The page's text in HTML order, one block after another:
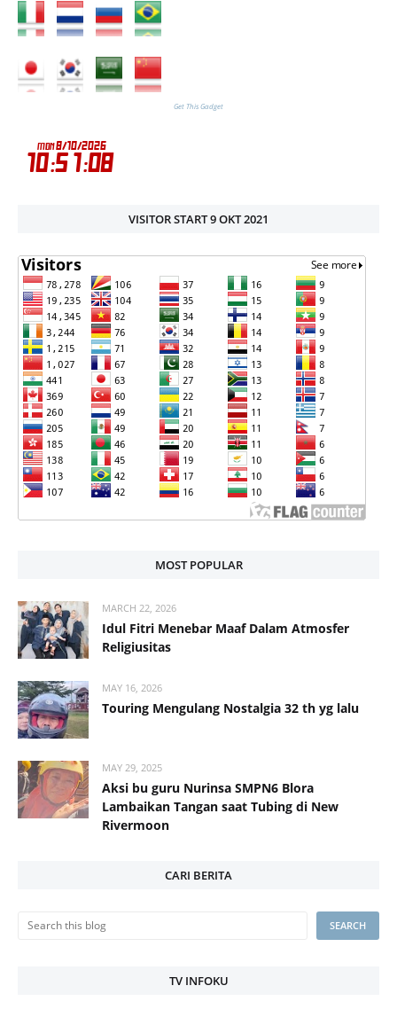
Get This Gadget
VISITOR START 9 OKT 2021
MOST POPULAR
MARCH 22, 2026
Idul Fitri Menebar Maaf Dalam Atmosfer
Religiusitas
MAY 16, 2026
Touring Mengulang Nostalgia 32 th yg lalu
MAY 29, 2025
Aksi bu guru Nurinsa SMPN6 Blora
Lambaikan Tangan saat Tubing di New
Rivermoon
CARI BERITA
TV INFOKU